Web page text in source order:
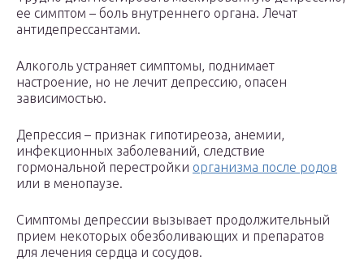
ее симптом – боль внутреннего органа. Лечат
антидепрессантами.
Алкоголь устраняет симптомы, поднимает
настроение, но не лечит депрессию, опасен
зависимостью.
Депрессия – признак гипотиреоза, анемии,
инфекционных заболеваний, следствие
гормональной перестройки организма после родов
или в менопаузе.
Симптомы депрессии вызывает продолжительный
прием некоторых обезболивающих и препаратов
для лечения сердца и сосудов.